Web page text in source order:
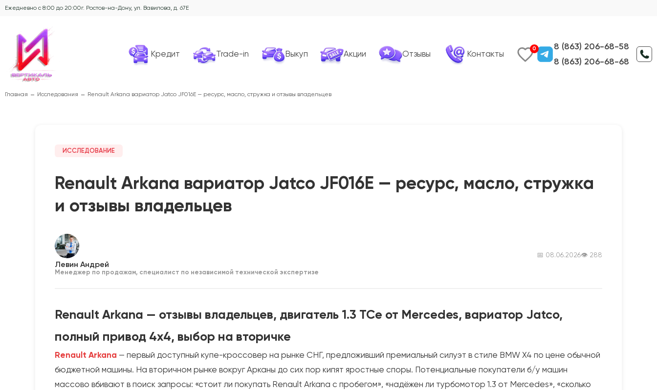
Ежедневно с 8:00 до 20:00г. Ростов-на-Дону, ул. Вавилова, д. 67Е
Кредит Trade-in Выкуп Акции Отзывы Контакты
0
8 (863) 206-68-58
8 (863) 206-68-68
Главная Исследования Renault Arkana вариатор Jatco JF016E — ресурс, масло, стружка и отзывы владельцев
ИССЛЕДОВАНИЕ
Renault Arkana вариатор Jatco JF016E — ресурс, масло, стружка
и отзывы владельцев
Левин Андрей
Менеджер по продажам, специалист по независимой технической экспертизе
📅 08.06.2026👁 288
Renault Arkana — отзывы владельцев, двигатель 1.3 TCe от Mercedes, вариатор Jatco,
полный привод 4x4, выбор на вторичке
Renault Arkana — первый доступный купе-кроссовер на рынке СНГ, предложивший премиальный силуэт в стиле BMW X4 по цене обычной
бюджетной машины. На вторичном рынке вокруг Арканы до сих пор кипят яростные споры. Потенциальные покупатели б/у машин
массово вбивают в поиск запросы: «стоит ли покупать Renault Arkana с пробегом», «надёжен ли турбомотор 1.3 от Mercedes», «сколько